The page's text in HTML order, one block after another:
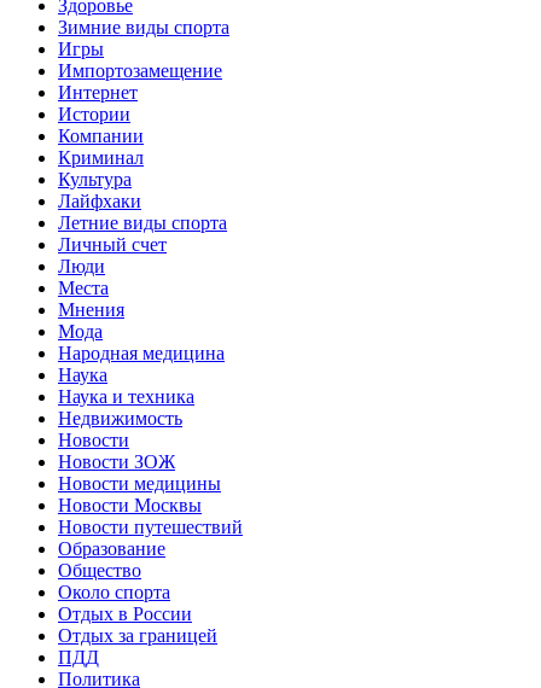
Здоровье
Зимние виды спорта
Игры
Импортозамещение
Интернет
Истории
Компании
Криминал
Культура
Лайфхаки
Летние виды спорта
Личный счет
Люди
Места
Мнения
Мода
Народная медицина
Наука
Наука и техника
Недвижимость
Новости
Новости ЗОЖ
Новости медицины
Новости Москвы
Новости путешествий
Образование
Общество
Около спорта
Отдых в России
Отдых за границей
ПДД
Политика